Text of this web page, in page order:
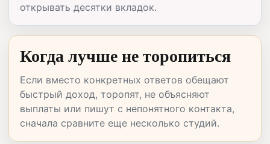
открывать десятки вкладок.
Когда лучше не торопиться
Если вместо конкретных ответов обещают
быстрый доход, торопят, не объясняют
выплаты или пишут с непонятного контакта,
сначала сравните еще несколько студий.